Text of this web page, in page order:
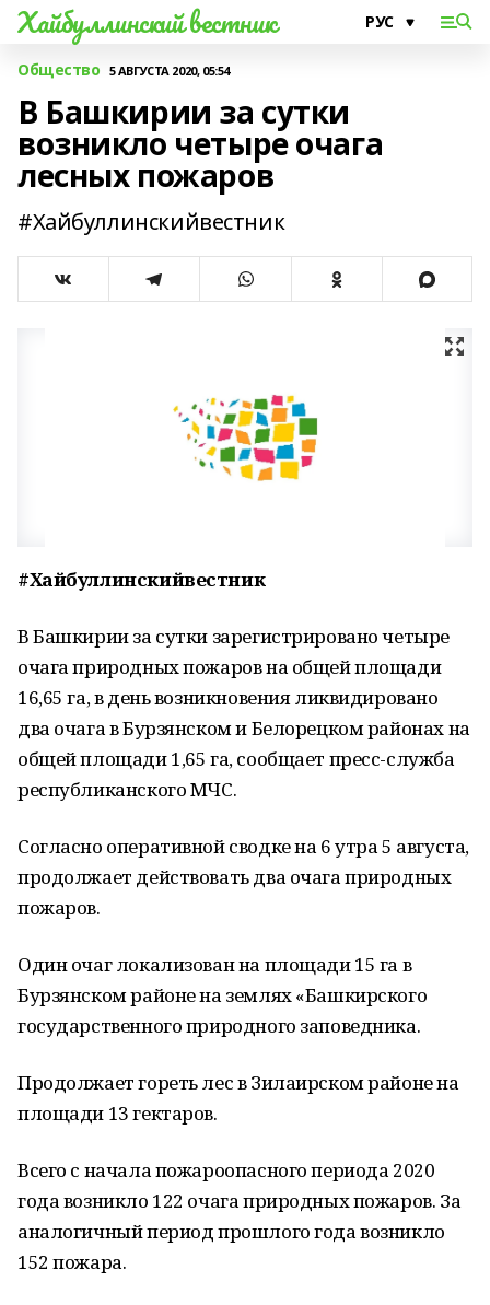
Хайбуллинский вестник
Общество 5 АВГУСТА 2020, 05:54
В Башкирии за сутки
возникло четыре очага
лесных пожаров
#Хайбуллинскийвестник
#Хайбуллинскийвестник
В Башкирии за сутки зарегистрировано четыре
очага природных пожаров на общей площади
16,65 га, в день возникновения ликвидировано
два очага в Бурзянском и Белорецком районах на
общей площади 1,65 га, сообщает пресс-служба
республиканского МЧС.
Согласно оперативной сводке на 6 утра 5 августа,
продолжает действовать два очага природных
пожаров.
Один очаг локализован на площади 15 га в
Бурзянском районе на землях «Башкирского
государственного природного заповедника.
Продолжает гореть лес в Зилаирском районе на
площади 13 гектаров.
Всего с начала пожароопасного периода 2020
года возникло 122 очага природных пожаров. За
аналогичный период прошлого года возникло
152 пожара.